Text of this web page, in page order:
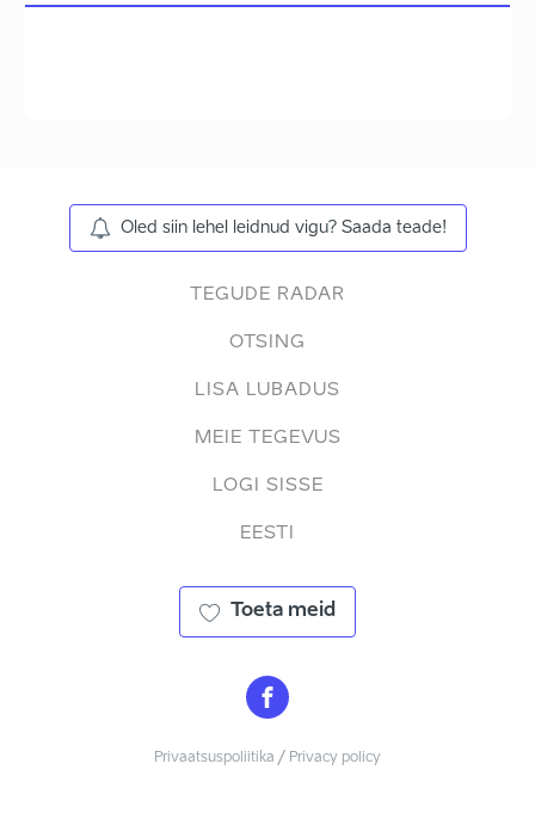
Oled siin lehel leidnud vigu? Saada teade!
TEGUDE RADAR
OTSING
LISA LUBADUS
MEIE TEGEVUS
LOGI SISSE
EESTI
Toeta meid
Privaatsuspoliitika / Privacy policy